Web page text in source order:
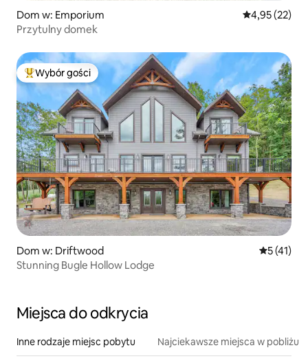
Dom w: Emporium Średnia
4,95 (22)
Przytulny domek
Najpopularniejsze z kategorii Wybór gości
Wybór gości
Dom w: Driftwood Średnia
5 (41)
Stunning Bugle Hollow Lodge
Miejsca do odkrycia
Inne rodzaje miejsc pobytu Najciekawsze miejsca w pobliżu